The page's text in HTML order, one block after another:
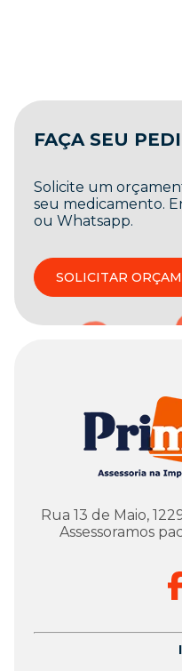
FAÇA SEU
Solicite um
seu medicamento.
ou Whatsapp.
SOLICITAR
Rua 13 de Maio,
Assessoramos